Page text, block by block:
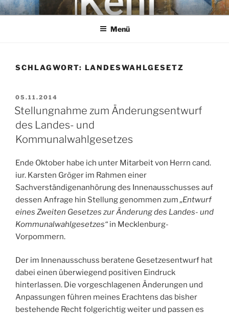
Zum
InhaltKEHL
Rechtsanwaltsgesellschaft mbH
Menü
SCHLAGWORT: LANDESWAHLGESETZ
VERÖFFENTLICHT
AM
05.11.2014
Stellungnahme zum Änderungsentwurf
des Landes- und
Kommunalwahlgesetzes
Ende Oktober habe ich unter Mitarbeit von Herrn cand.
iur. Karsten Gröger im Rahmen einer
Sachverständigenanhörung des Innenausschusses auf
dessen Anfrage hin Stellung genommen zum„Entwurf
eines Zweiten Gesetzes zur Änderung des Landes- und
Kommunalwahlgesetzes“ in Mecklenburg-
Vorpommern.
Der im Innenausschuss beratene Gesetzesentwurf hat
dabei einen überwiegend positiven Eindruck
hinterlassen. Die vorgeschlagenen Änderungen und
Anpassungen führen meines Erachtens das bisher
bestehende Recht folgerichtig weiter und passen es